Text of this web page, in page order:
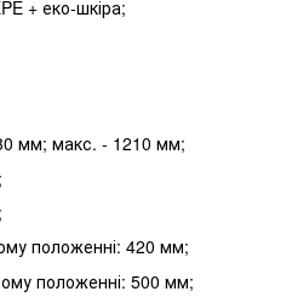
+ еко-шкіра;
мм; макс. - 1210 мм;
положенні: 420 мм;
положенні: 500 мм;